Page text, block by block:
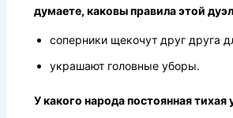
думаете, каковы правила этой
соперники щекочут друг друга
украшают головные уборы.
У какого народа постоянная